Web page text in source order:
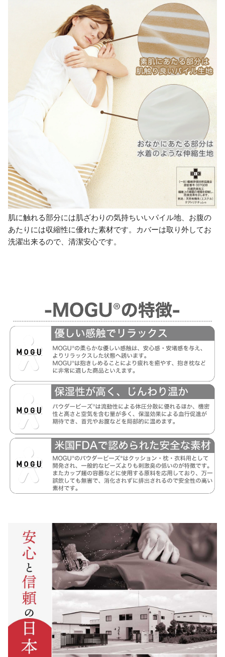
肌に触れる部分には肌ざわりの気持ちいいパイル地、お腹の
あたりには収縮性に優れた素材です。カバーは取り外してお
洗濯出来るので、清潔安心です。